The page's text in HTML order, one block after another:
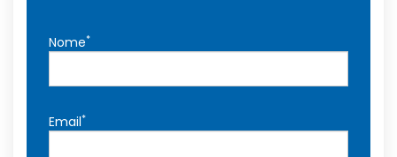
Nome*
Email*